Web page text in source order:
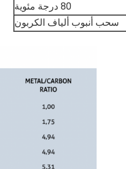
80 درجة مئوية
سحب أنبوب ألياف الكربون